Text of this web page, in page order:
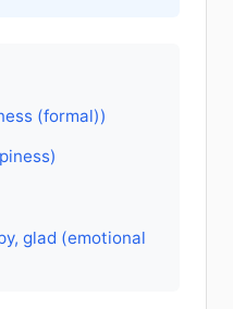
(formal))
glad (emotional